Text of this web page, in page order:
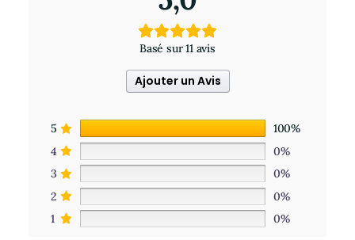
Basé sur 11 avis
Ajouter un Avis
5
100%
4
0%
3
0%
2
0%
1
0%